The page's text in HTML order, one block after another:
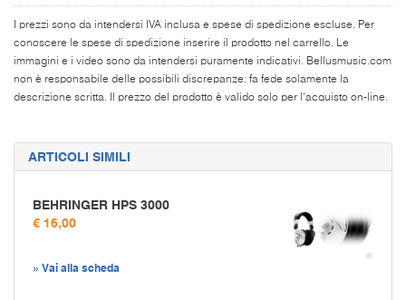
I prezzi sono da intendersi IVA inclusa e spese di spedizione escluse. Per
conoscere le spese di spedizione inserire il prodotto nel carrello. Le
immagini e i video sono da intendersi puramente indicativi. Bellusmusic.com
non è responsabile delle possibili discrepanze: fa fede solamente la
descrizione scritta. Il prezzo del prodotto è valido solo per l'acquisto on-line.
ARTICOLI SIMILI
BEHRINGER HPS 3000
€ 16,00
» Vai alla scheda